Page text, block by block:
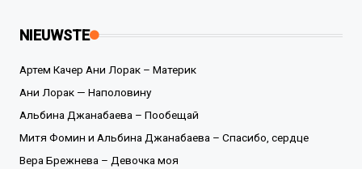
NIEUWSTE
Артем Качер Ани Лорак – Материк
Ани Лорак — Наполовину
Альбина Джанабаева – Пообещай
Митя Фомин и Альбина Джанабаева – Спасибо, сердце
Вера Брежнева – Девочка моя